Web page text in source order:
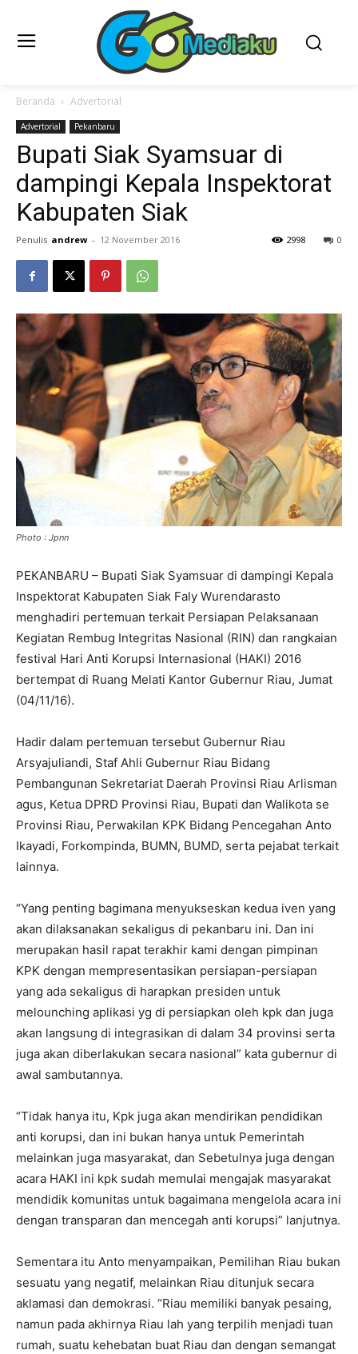
Beranda Advertorial
Advertorial Pekanbaru
Bupati Siak Syamsuar di
dampingi Kepala Inspektorat
Kabupaten Siak
Penulis andrew - 12 November 2016 0
2998
Photo : Jpnn
PEKANBARU – Bupati Siak Syamsuar di dampingi Kepala
Inspektorat Kabupaten Siak Faly Wurendarasto
menghadiri pertemuan terkait Persiapan Pelaksanaan
Kegiatan Rembug Integritas Nasional (RIN) dan rangkaian
festival Hari Anti Korupsi Internasional (HAKI) 2016
bertempat di Ruang Melati Kantor Gubernur Riau, Jumat
(04/11/16).
Hadir dalam pertemuan tersebut Gubernur Riau
Arsyajuliandi, Staf Ahli Gubernur Riau Bidang
Pembangunan Sekretariat Daerah Provinsi Riau Arlisman
agus, Ketua DPRD Provinsi Riau, Bupati dan Walikota se
Provinsi Riau, Perwakilan KPK Bidang Pencegahan Anto
Ikayadi, Forkompinda, BUMN, BUMD, serta pejabat terkait
lainnya.
“Yang penting bagimana menyukseskan kedua iven yang
akan dilaksanakan sekaligus di pekanbaru ini. Dan ini
merupakan hasil rapat terakhir kami dengan pimpinan
KPK dengan mempresentasikan persiapan-persiapan
yang ada sekaligus di harapkan presiden untuk
melounching aplikasi yg di persiapkan oleh kpk dan juga
akan langsung di integrasikan di dalam 34 provinsi serta
juga akan diberlakukan secara nasional” kata gubernur di
awal sambutannya.
“Tidak hanya itu, Kpk juga akan mendirikan pendidikan
anti korupsi, dan ini bukan hanya untuk Pemerintah
melainkan juga masyarakat, dan Sebetulnya juga dengan
acara HAKI ini kpk sudah memulai mengajak masyarakat
mendidik komunitas untuk bagaimana mengelola acara ini
dengan transparan dan mencegah anti korupsi” lanjutnya.
Sementara itu Anto menyampaikan, Pemilihan Riau bukan
sesuatu yang negatif, melainkan Riau ditunjuk secara
aklamasi dan demokrasi. “Riau memiliki banyak pesaing,
namun pada akhirnya Riau lah yang terpilih menjadi tuan
rumah, suatu kehebatan buat Riau dan dengan semangat